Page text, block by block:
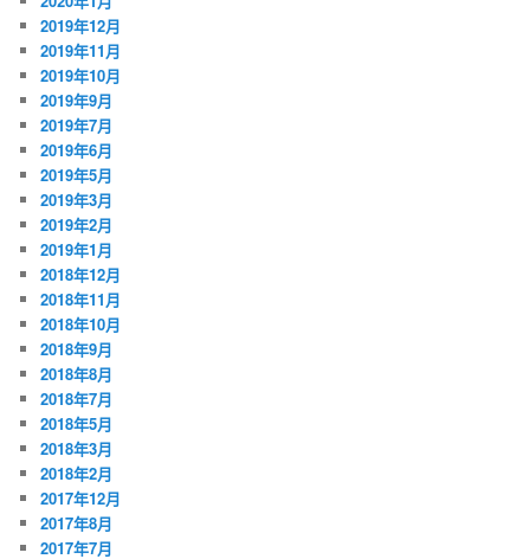
2019年12月
2019年11月
2019年10月
2019年9月
2019年7月
2019年6月
2019年5月
2019年3月
2019年2月
2019年1月
2018年12月
2018年11月
2018年10月
2018年9月
2018年8月
2018年7月
2018年5月
2018年3月
2018年2月
2017年12月
2017年8月
2017年7月